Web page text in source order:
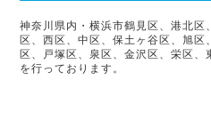
神奈川県内・横浜市鶴見区、港北区
区、西区、中区、保土ヶ谷区、旭区
区、戸塚区、泉区、金沢区、栄区
を行っております。